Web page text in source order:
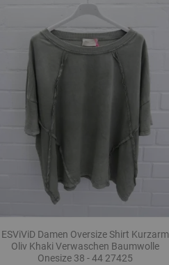
ESViViD Damen Oversize Shirt Kurzarm
Oliv Khaki Verwaschen Baumwolle
Onesize 38 - 44 27425